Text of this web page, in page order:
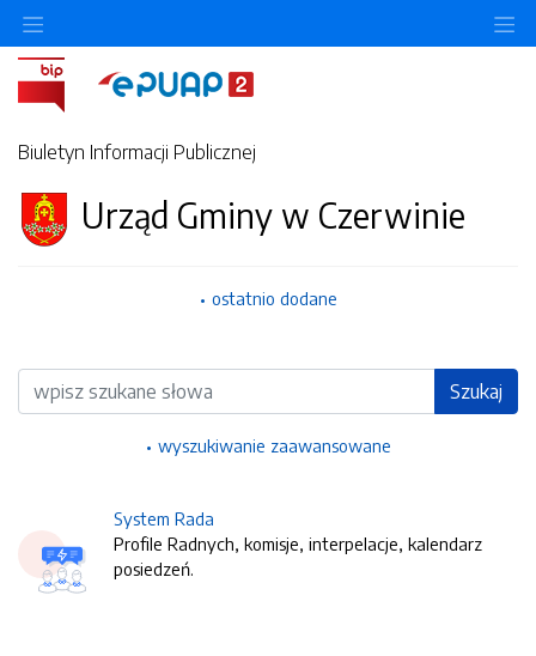
Biuletyn Informacji Publicznej
Urząd Gminy w Czerwinie
ostatnio dodane
Wyszukiwarka Szukaj
wyszukiwanie zaawansowane
System Rada
Profile Radnych, komisje, interpelacje, kalendarz
posiedzeń.